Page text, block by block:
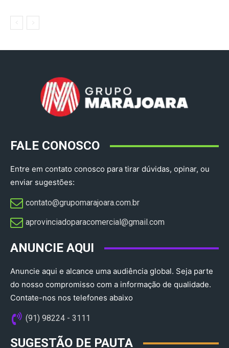
FALE CONOSCO
Entre em contato conosco para tirar dúvidas, opinar, ou
enviar sugestões:
contato@grupomarajoara.com.br
aprovinciadoparacomercial@gmail.com​
ANUNCIE AQUI
Anuncie aqui e alcance uma audiência global. Seja parte
do nosso compromisso com a informação de qualidade.
Contate-nos nos telefones abaixo
(91) 98224 - 3111
SUGESTÃO DE PAUTA